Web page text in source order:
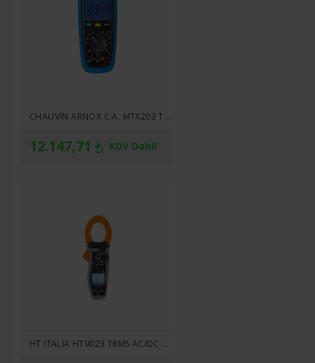
CHAUVIN ARNOX C.A. MTX203 TRMS DIJITAL MULTIMETRE
12.147,71 KDV Dahil
HT ITALIA HT9023 TRMS AC/DC 1500V. DC PENSAMPERMETRE GÜÇ KALITESI ÖLÇER VE WI-FI BAĞLANTI ÖZELLIKLI